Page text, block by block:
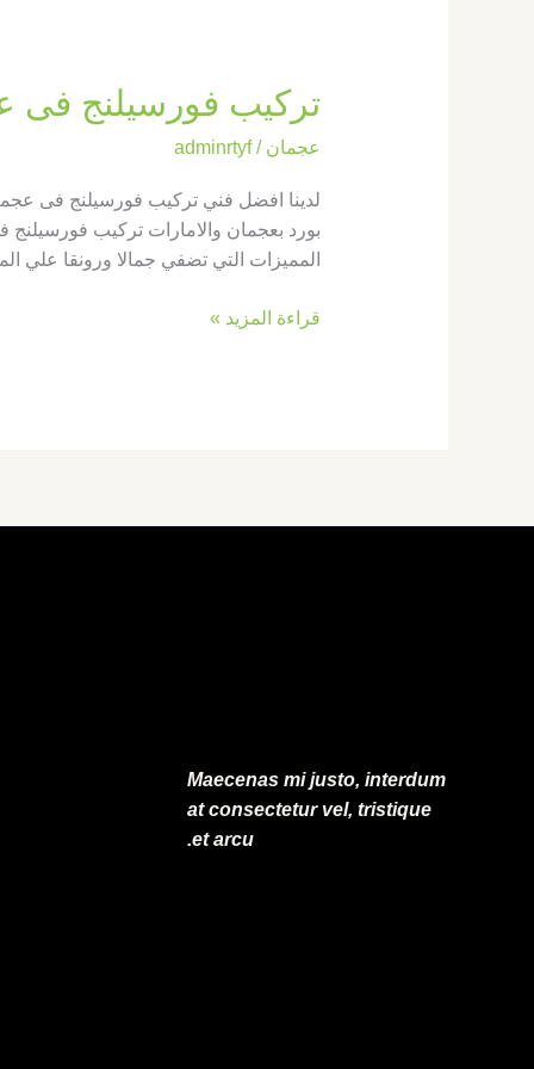
تركيب فورسيلنج فى عجمان |0569660143|
عجمان /
adminrtyf
لدينا افضل فني تركيب فورسيلنج فى
بورد بعجمان والامارات تركيب فورسيلنج
المميزات التي تضفي جمالا ورونقا علي
قراءة المزيد »
Maecenas mi justo, interdum
at consectetur vel, tristique
et arcu.